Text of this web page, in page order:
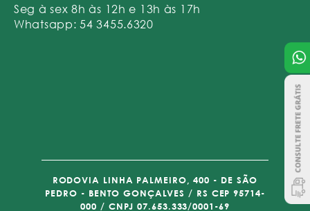
Seg à sex 8h às 12h e 13h às 17h
Whatsapp: 54 3455.6320
RODOVIA LINHA PALMEIRO, 400 - DE SÃO
PEDRO - BENTO GONÇALVES / RS CEP 95714-
000 / CNPJ 07.653.333/0001-69